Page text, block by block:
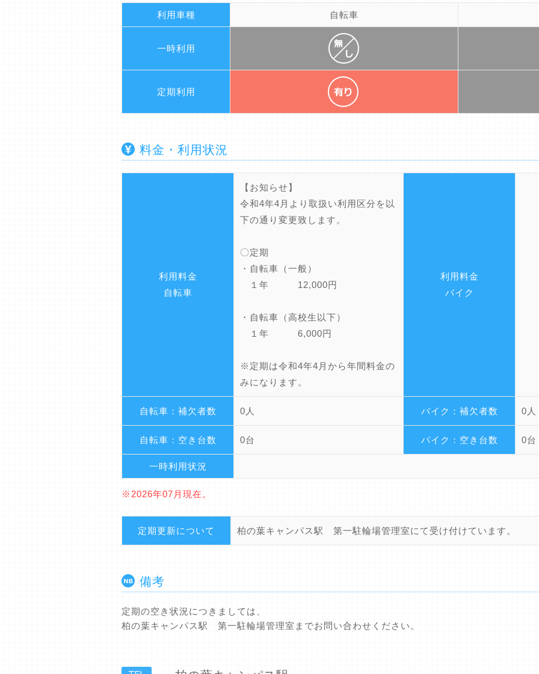
利用車種 自転車
一時利用
定期利用
料金・利用状況
利用料金
自転車
【お知らせ】
令和4年4月より取扱い利用区分を以
下の通り変更致します。
〇定期
・自転車（一般）
１年 12,000円
・自転車（高校生以下）
１年 6,000円
※定期は令和4年4月から年間料金の
みになります。
利用料金
バイク
自転車：補欠者数 0人 バイク：補欠者数 0人
自転車：空き台数 0台 バイク：空き台数 0台
一時利用状況
※2026年07月現在。
定期更新について 柏の葉キャンパス駅 第一駐輪場管理室にて受け付けています。
備考
定期の空き状況につきましては、
柏の葉キャンパス駅 第一駐輪場管理室までお問い合わせください。